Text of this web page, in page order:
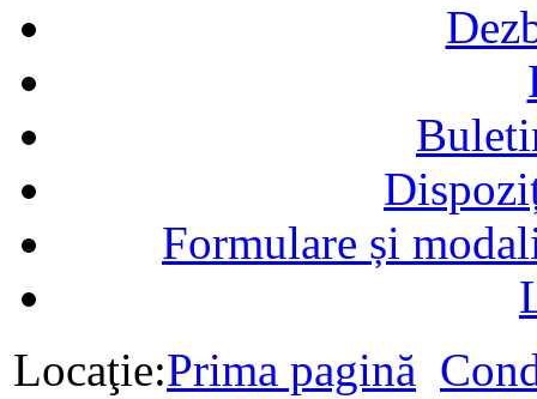
Formulare și
Locaţie:Prima pagină